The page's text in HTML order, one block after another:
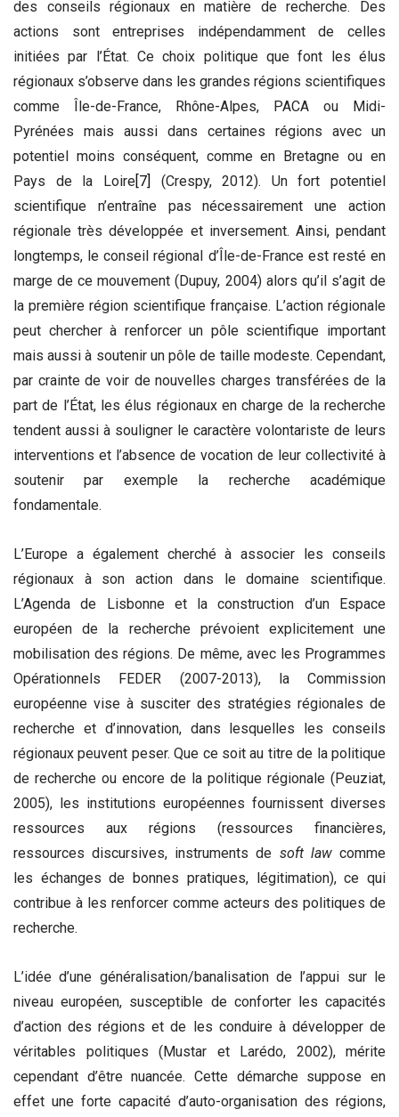
des conseils régionaux en matière de recherche. Des
actions sont entreprises indépendamment de celles
initiées par l’État. Ce choix politique que font les élus
régionaux s’observe dans les grandes régions scientifiques
comme Île-de-France, Rhône-Alpes, PACA ou Midi-
Pyrénées mais aussi dans certaines régions avec un
potentiel moins conséquent, comme en Bretagne ou en
Pays de la Loire[7] (Crespy, 2012). Un fort potentiel
scientifique n’entraîne pas nécessairement une action
régionale très développée et inversement. Ainsi, pendant
longtemps, le conseil régional d’Île-de-France est resté en
marge de ce mouvement (Dupuy, 2004) alors qu’il s’agit de
la première région scientifique française. L’action régionale
peut chercher à renforcer un pôle scientifique important
mais aussi à soutenir un pôle de taille modeste. Cependant,
par crainte de voir de nouvelles charges transférées de la
part de l’État, les élus régionaux en charge de la recherche
tendent aussi à souligner le caractère volontariste de leurs
interventions et l’absence de vocation de leur collectivité à
soutenir par exemple la recherche académique
fondamentale.
L’Europe a également cherché à associer les conseils
régionaux à son action dans le domaine scientifique.
L’Agenda de Lisbonne et la construction d’un Espace
européen de la recherche prévoient explicitement une
mobilisation des régions. De même, avec les Programmes
Opérationnels FEDER (2007-2013), la Commission
européenne vise à susciter des stratégies régionales de
recherche et d’innovation, dans lesquelles les conseils
régionaux peuvent peser. Que ce soit au titre de la politique
de recherche ou encore de la politique régionale (Peuziat,
2005), les institutions européennes fournissent diverses
ressources aux régions (ressources financières,
ressources discursives, instruments de soft lawcomme
les échanges de bonnes pratiques, légitimation), ce qui
contribue à les renforcer comme acteurs des politiques de
recherche.
L’idée d’une généralisation/banalisation de l’appui sur le
niveau européen, susceptible de conforter les capacités
d’action des régions et de les conduire à développer de
véritables politiques (Mustar et Larédo, 2002), mérite
cependant d’être nuancée. Cette démarche suppose en
effet une forte capacité d’auto-organisation des régions,